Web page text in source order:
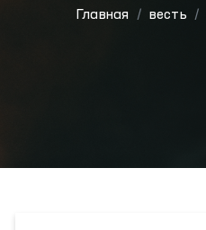
Главная весть